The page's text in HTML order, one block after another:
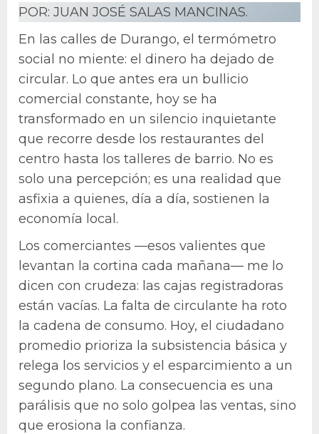
POR: JUAN JOSÉ SALAS MANCINAS.
En las calles de Durango, el termómetro
social no miente: el dinero ha dejado de
circular. Lo que antes era un bullicio
comercial constante, hoy se ha
transformado en un silencio inquietante
que recorre desde los restaurantes del
centro hasta los talleres de barrio. No es
solo una percepción; es una realidad que
asfixia a quienes, día a día, sostienen la
economía local.
Los comerciantes —esos valientes que
levantan la cortina cada mañana— me lo
dicen con crudeza: las cajas registradoras
están vacías. La falta de circulante ha roto
la cadena de consumo. Hoy, el ciudadano
promedio prioriza la subsistencia básica y
relega los servicios y el esparcimiento a un
segundo plano. La consecuencia es una
parálisis que no solo golpea las ventas, sino
que erosiona la confianza.